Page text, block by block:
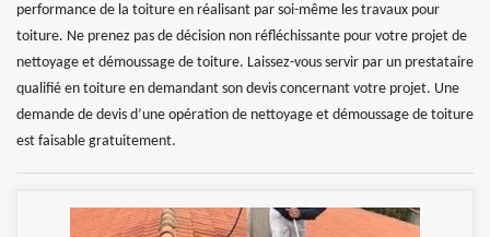
performance de la toiture en réalisant par soi-même les travaux pour
toiture. Ne prenez pas de décision non réfléchissante pour votre projet de
nettoyage et démoussage de toiture. Laissez-vous servir par un prestataire
qualifié en toiture en demandant son devis concernant votre projet. Une
demande de devis d’une opération de nettoyage et démoussage de toiture
est faisable gratuitement.